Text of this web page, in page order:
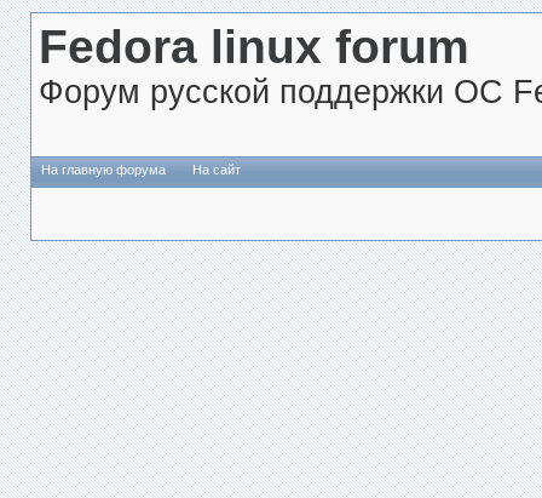
Fedora linux forum
Форум русской поддержки ОС
На главную форума На сайт